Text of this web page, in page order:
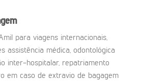
para viagens internacionais,
assistência médica, odontológica
inter-hospitalar, repatriamento
em caso de extravio de bagagem